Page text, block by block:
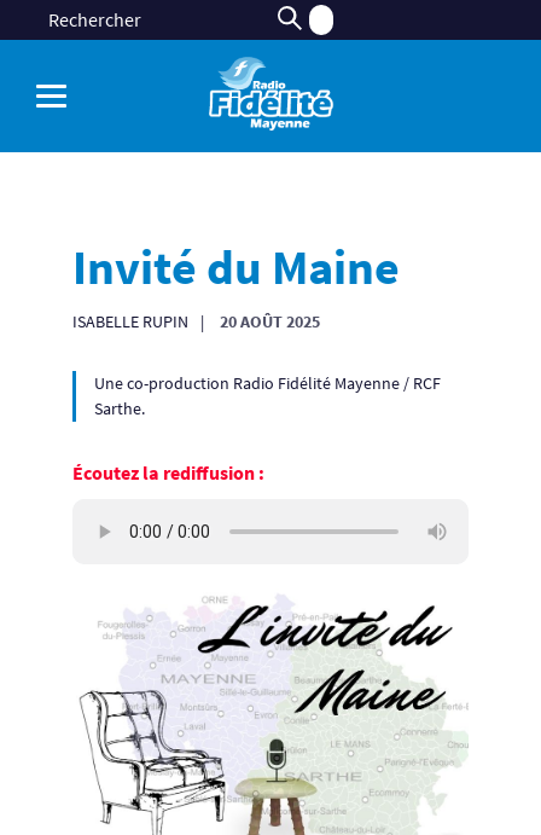
Invité du Maine
ISABELLE RUPIN 20 AOÛT 2025
Une co-production Radio Fidélité Mayenne / RCF
Sarthe.
Écoutez la rediffusion :